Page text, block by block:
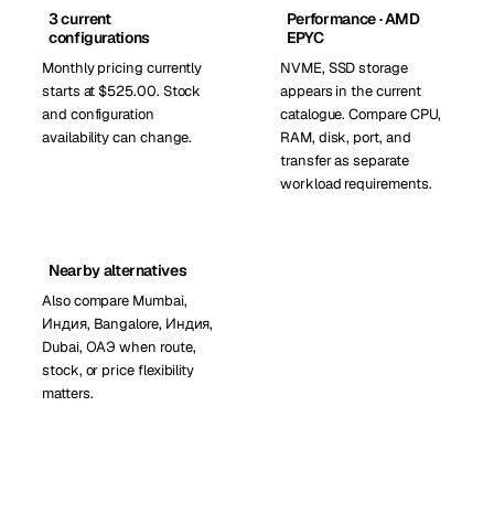
3 current
configurations
Monthly pricing currently
starts at $525.00. Stock
and configuration
availability can change.
Performance · AMD
EPYC
NVME, SSD storage
appears in the current
catalogue. Compare CPU,
RAM, disk, port, and
transfer as separate
workload requirements.
Nearby alternatives
Also compare Mumbai,
Индия, Bangalore, Индия,
Dubai, ОАЭ when route,
stock, or price flexibility
matters.